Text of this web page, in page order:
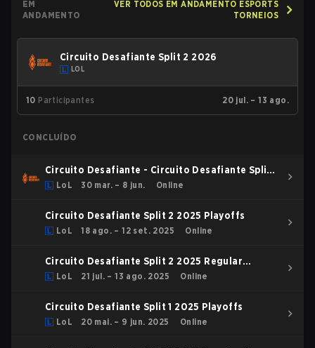
EM
ANDAMENTO
VER TODOS EM ANDAMENTO ESPORTS
TORNEIOS
Circuito Desafiante Split 2 2026
LOL
10 Participantes 20 jul. – 13 ago.
CONCLUÍDO
Circuito Desafiante - Circuito Desafiante Split 1
2026
LoL 30 mar. – 8 jun. Online
Circuito Desafiante Split 2 2025 Playoffs
LoL 18 ago. – 12 set. 2025 Online
Circuito Desafiante Split 2 2025 Regular
Season
LoL 21 jul. – 13 ago. 2025 Online
Circuito Desafiante Split 1 2025 Playoffs
LoL 20 mai. – 9 jun. 2025 Online